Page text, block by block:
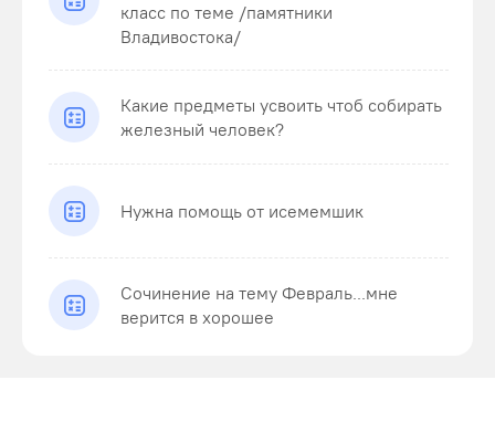
класс по теме /памятники
Владивостока/
Какие предметы усвоить чтоб собирать
железный человек?
Нужна помощь от исемемшик
Сочинение на тему Февраль...мне
верится в хорошее